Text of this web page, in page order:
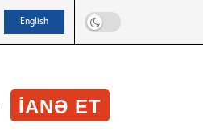
English
IANƏ ET